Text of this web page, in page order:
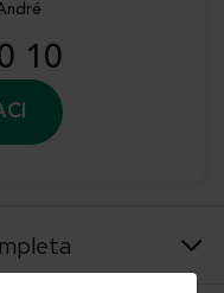
cucina,
al riparo dalla
10